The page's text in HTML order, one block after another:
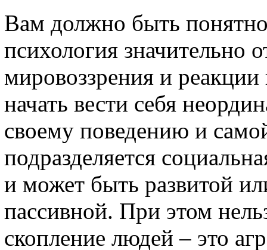
Вам должно быть
психология значительно
мировоззрения и
начать вести себя
своему поведению и
подразделяется
и может быть развитой
пассивной. При этом
скопление людей – это